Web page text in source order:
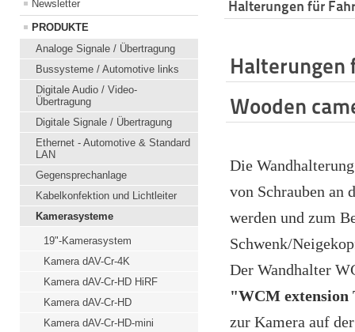
Newsletter
PRODUKTE
Analoge Signale / Übertragung
Bussysteme / Automotive links
Digitale Audio / Video-
Übertragung
Digitale Signale / Übertragung
Ethernet - Automotive & Standard
LAN
Gegensprechanlage
Kabelkonfektion und Lichtleiter
Kamerasysteme
19"-Kamerasystem
Kamera dAV-Cr-4K
Kamera dAV-Cr-HD HiRF
Kamera dAV-Cr-HD
Kamera dAV-Cr-HD-mini
Halterungen für
Halterungen
Wooden
Die
von Schrauben an
werden und zum
Schwenk/
Der Wandhalter
"WCM
zur Kamera auf